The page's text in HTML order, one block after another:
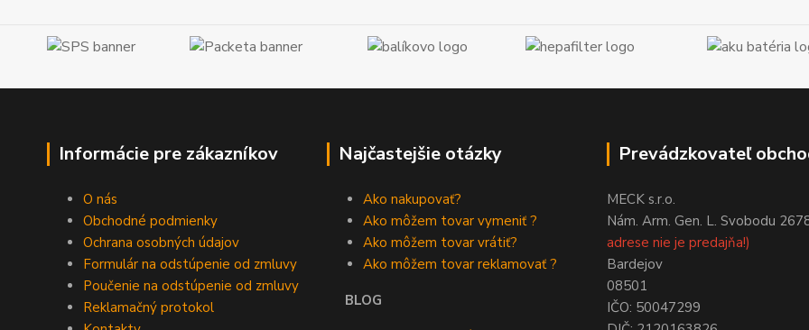
Informácie pre zákazníkov
O nás
Obchodné podmienky
Ochrana osobných údajov
Formulár na odstúpenie od zmluvy
Poučenie na odstúpenie od zmluvy
Reklamačný protokol
Najčastejšie otázky
Ako nakupovať?
Ako môžem tovar vymeniť ?
Ako môžem tovar vrátiť?
Ako môžem tovar reklamovať ?
BLOG
Prevádzkovateľ
MECK s.r.o.
Nám. Arm. Gen. L. Svobodu
adrese nie je predajňa!)
Bardejov
08501
IČO: 50047299